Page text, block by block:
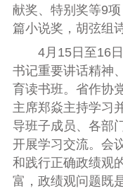
献奖、特别奖等9
篇小说奖，胡弦组
4月15日至16
书记重要讲话精神
育读书班。省作协
主席郑焱主持学习
导班子成员、各部
开展学习交流。会
和践行正确政绩观
富，政绩观问题既